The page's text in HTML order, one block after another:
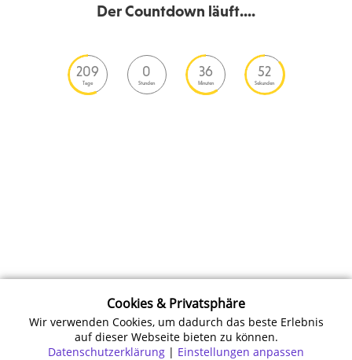
Der Countdown läuft....
209
Tage
0
Stunden
36
Minuten
52
Sekunden
Cookies & Privatsphäre
Wir verwenden Cookies, um dadurch das beste Erlebnis
auf dieser Webseite bieten zu können.
Datenschutzerklärung | Einstellungen anpassen